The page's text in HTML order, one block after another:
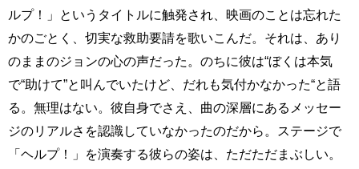
ルプ！」というタイトルに触発され、映画のことは忘れた
かのごとく、切実な救助要請を歌いこんだ。それは、あり
のままのジョンの心の声だった。のちに彼は“ぼくは本気
で“助けて”と叫んでいたけど、だれも気付かなかった“と語
る。無理はない。彼自身でさえ、曲の深層にあるメッセー
ジのリアルさを認識していなかったのだから。ステージで
「ヘルプ！」を演奏する彼らの姿は、ただただまぶしい。